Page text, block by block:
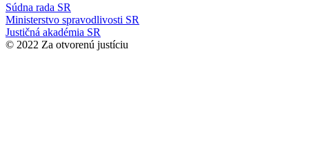
Súdna rada SR
Ministerstvo spravodlivosti SR
Justičná akadémia SR
© 2022 Za otvorenú justíciu